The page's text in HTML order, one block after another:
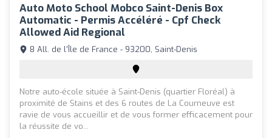
Auto Moto School Mobco Saint-Denis Box
Automatic - Permis Accéléré - Cpf Check
Allowed Aid Regional
8 All. de l'Île de France - 93200, Saint-Denis
Notre auto-école située à Saint-Denis (quartier Floréal) à
proximité de Stains et des 6 routes de La Courneuve est
ravie de vous accueillir et de vous former efficacement pour
la réussite de vo...